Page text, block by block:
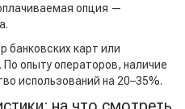
опция —
банковских карт или
опыту операторов, наличие
использований на 20–35%.